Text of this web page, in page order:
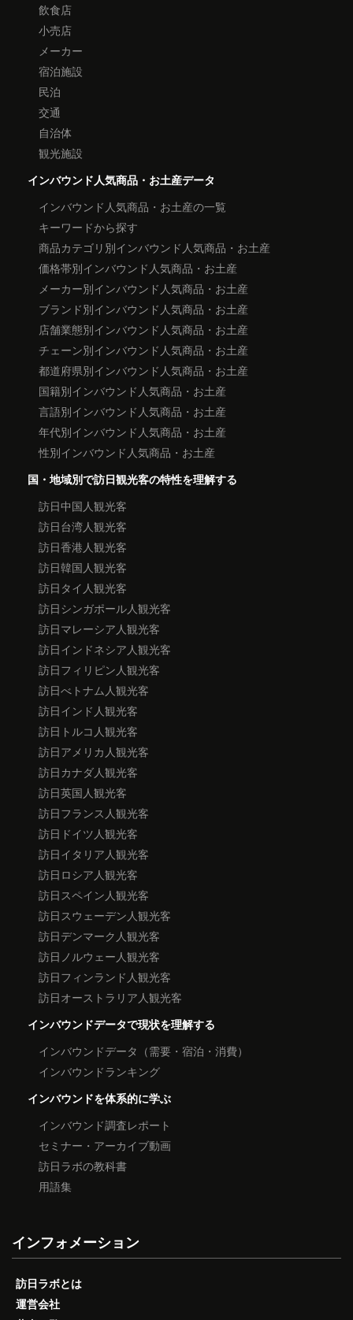
飲食店
小売店
メーカー
宿泊施設
民泊
交通
自治体
観光施設
インバウンド人気商品・お土産データ
インバウンド人気商品・お土産の一覧
キーワードから探す
商品カテゴリ別インバウンド人気商品・お土産
価格帯別インバウンド人気商品・お土産
メーカー別インバウンド人気商品・お土産
ブランド別インバウンド人気商品・お土産
店舗業態別インバウンド人気商品・お土産
チェーン別インバウンド人気商品・お土産
都道府県別インバウンド人気商品・お土産
国籍別インバウンド人気商品・お土産
言語別インバウンド人気商品・お土産
年代別インバウンド人気商品・お土産
性別インバウンド人気商品・お土産
国・地域別で訪日観光客の特性を理解する
訪日中国人観光客
訪日台湾人観光客
訪日香港人観光客
訪日韓国人観光客
訪日タイ人観光客
訪日シンガポール人観光客
訪日マレーシア人観光客
訪日インドネシア人観光客
訪日フィリピン人観光客
訪日べトナム人観光客
訪日インド人観光客
訪日トルコ人観光客
訪日アメリカ人観光客
訪日カナダ人観光客
訪日英国人観光客
訪日フランス人観光客
訪日ドイツ人観光客
訪日イタリア人観光客
訪日ロシア人観光客
訪日スペイン人観光客
訪日スウェーデン人観光客
訪日デンマーク人観光客
訪日ノルウェー人観光客
訪日フィンランド人観光客
訪日オーストラリア人観光客
インバウンドデータで現状を理解する
インバウンドデータ（需要・宿泊・消費）
インバウンドランキング
インバウンドを体系的に学ぶ
インバウンド調査レポート
セミナー・アーカイブ動画
訪日ラボの教科書
用語集
インフォメーション
訪日ラボとは
運営会社